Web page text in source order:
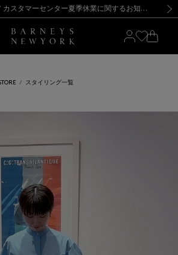
新規登録のお客様も対象！＜MY BARNEYS＞会員のお客様は11,000円（税込）以上のお買上げで常時送料無料！お買い物の際は会員登録を！
う出荷一時停止のお知らせ】(2026.8.7) 【オンラインストア カスタマーセンター夏季休業に関するお知らせ】（2026.8.7）
【夏季休業に伴う返品・交換承り一時停止のお知らせ】（2026.8.5）
地震の影響によるお荷物のお届けについて
SALEのご案内・ご注意事項 新規登録のお客様も対象！＜MY BARNEYS＞会員のお客様は11,000円（税込）以上のお買上げで常時送料無料！お買い物の際は会員登録を！
う出荷一時停止のお知らせ】(2026.8.7)
スタイリング一覧